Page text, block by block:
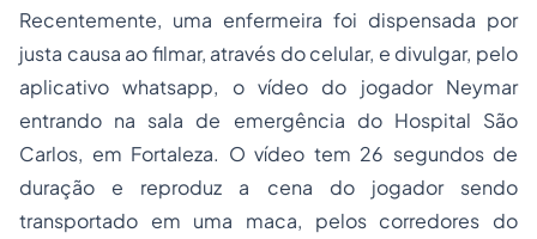
Recentemente, uma enfermeira foi dispensada por
justa causa ao filmar, através do celular, e divulgar, pelo
aplicativowhatsapp, o vídeo do jogador Neymar
entrando na sala de emergência do Hospital São
Carlos, em Fortaleza. O vídeo tem 26 segundos de
duração e reproduz a cena do jogador sendo
transportado em uma maca, pelos corredores do